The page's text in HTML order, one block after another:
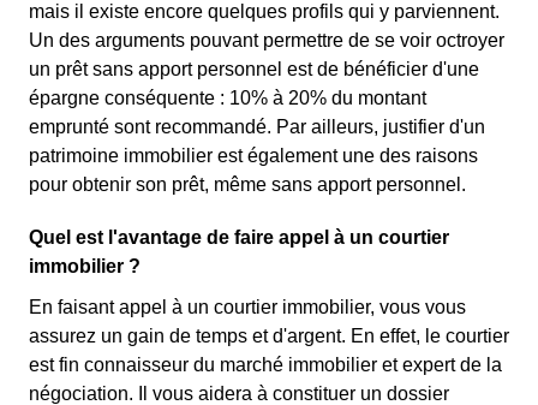
mais il existe encore quelques profils qui y parviennent.
Un des arguments pouvant permettre de se voir octroyer
un prêt sans apport personnel est de bénéficier d'une
épargne conséquente : 10% à 20% du montant
emprunté sont recommandé. Par ailleurs, justifier d'un
patrimoine immobilier est également une des raisons
pour obtenir son prêt, même sans apport personnel.
Quel est l'avantage de faire appel à un courtier
immobilier ?
En faisant appel à un courtier immobilier, vous vous
assurez un gain de temps et d'argent. En effet, le courtier
est fin connaisseur du marché immobilier et expert de la
négociation. Il vous aidera à constituer un dossier